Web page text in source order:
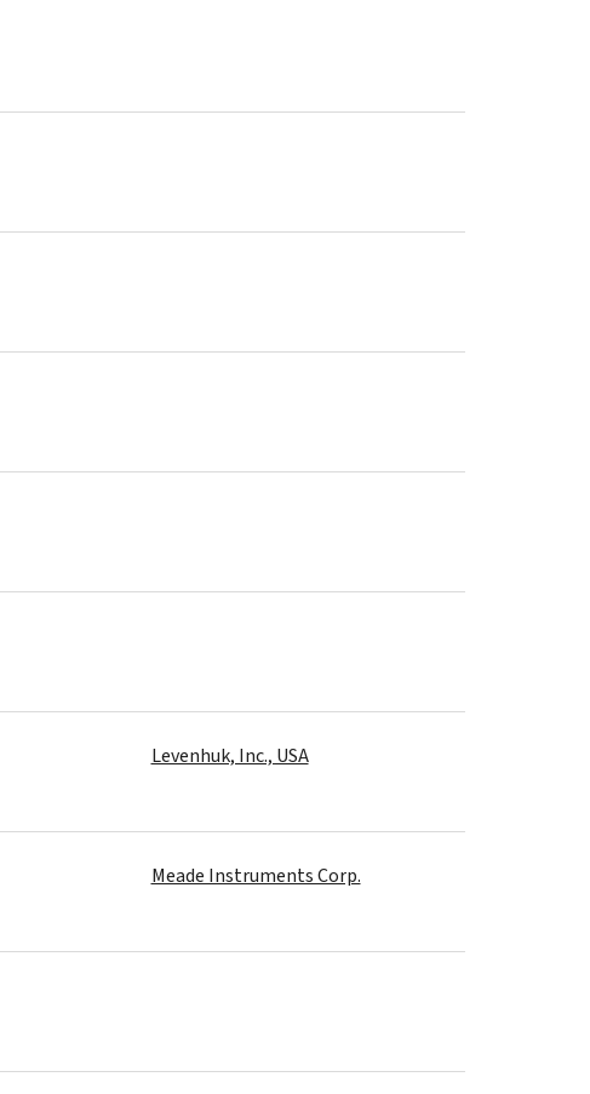
Levenhuk, Inc., USA
Meade Instruments Corp.